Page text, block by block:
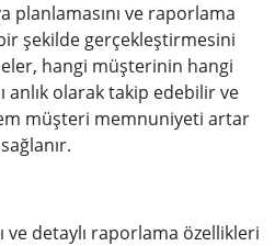
planlamasını ve raporlama
şekilde gerçekleştirmesini
hangi müşterinin hangi
anlık olarak takip edebilir ve
müşteri memnuniyeti artar
ve detaylı raporlama özellikleri